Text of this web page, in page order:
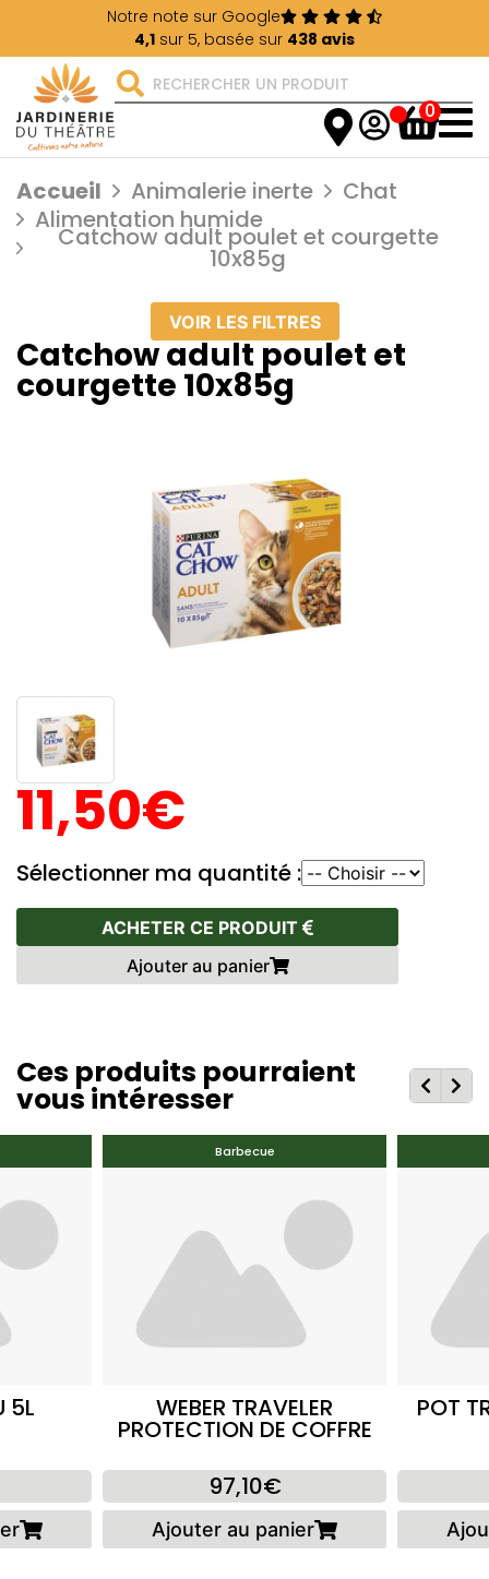
Notre note sur Google
4,1 sur 5, basée sur 438 avis
0
Accueil Animalerie inerte
Chat
Alimentation humide
Catchow adult poulet et courgette
10x85g
VOIR LES FILTRES
Catchow adult poulet et
courgette 10x85g
11,50€
Sélectionner ma quantité :
ACHETER CE PRODUIT
Ajouter au panier
Ces produits pourraient
vous intéresser
5L
Barbecue
WEBER TRAVELER
PROTECTION DE COFFRE
97,10€
Ajouter au panier
POT